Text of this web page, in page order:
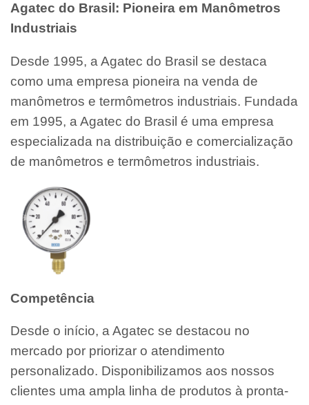
Agatec do Brasil: Pioneira em Manômetros
Industriais
Desde 1995, a Agatec do Brasil se destaca
como uma empresa pioneira na venda de
manômetros e termômetros industriais. Fundada
em 1995, a Agatec do Brasil é uma empresa
especializada na distribuição e comercialização
de manômetros e termômetros industriais.
Competência
Desde o início, a Agatec se destacou no
mercado por priorizar o atendimento
personalizado. Disponibilizamos aos nossos
clientes uma ampla linha de produtos à pronta-